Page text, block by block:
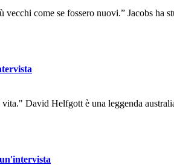
vecchi come se fossero nuovi.” Jacobs ha
David Helfgott è una leggenda